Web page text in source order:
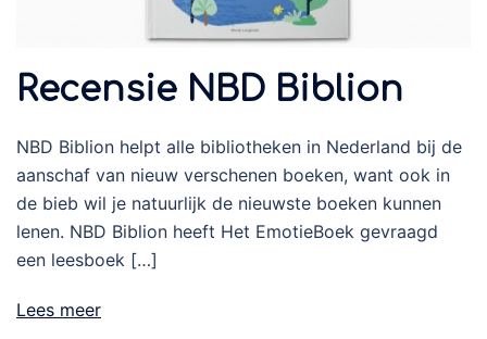
Recensie NBD Biblion
NBD Biblion helpt alle bibliotheken in Nederland bij de
aanschaf van nieuw verschenen boeken, want ook in
de bieb wil je natuurlijk de nieuwste boeken kunnen
lenen. NBD Biblion heeft Het EmotieBoek gevraagd
een leesboek […]
Lees meer